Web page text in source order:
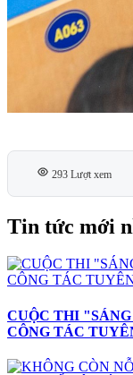
293 Lượt xem
Tin tức mới
CUỘC THI
CÔNG TÁC